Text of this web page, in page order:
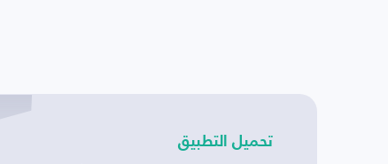
تحميل التطبيق